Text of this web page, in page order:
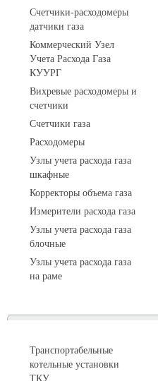
Счетчики-расходомеры
датчики газа
Коммерческий Узел
Учета Расхода Газа
КУУРГ
Вихревые расходомеры и
счетчики
Счетчики газа
Расходомеры
Узлы учета расхода газа
шкафные
Корректоры объема газа
Измерители расхода газа
Узлы учета расхода газа
блочные
Узлы учета расхода газа
на раме
Транспортабельные
котельные установки
ТКУ